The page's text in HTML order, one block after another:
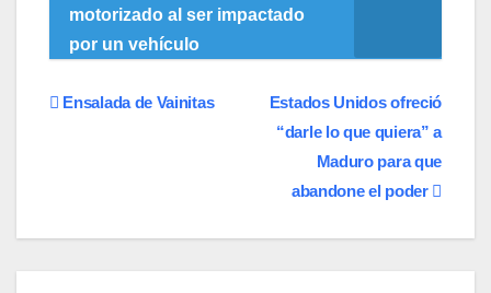
motorizado al ser impactado
por un vehículo
Navegación
Estados Unidos ofreció
“darle lo que quiera” a
Maduro para que
abandone el poder
Ensalada de Vainitas